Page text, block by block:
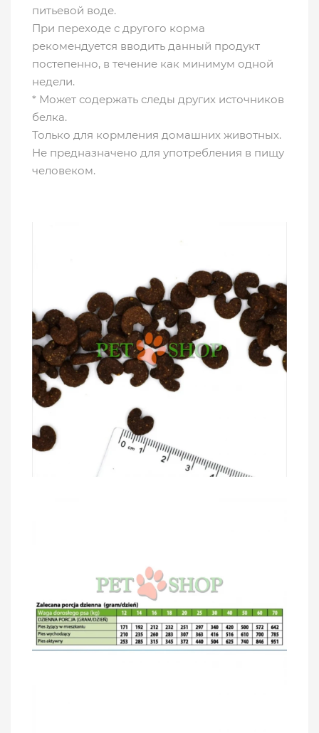
питьевой воде.
При переходе с другого корма
рекомендуется вводить данный продукт
постепенно, в течение как минимум одной
недели.
* Может содержать следы других источников
белка.
Только для кормления домашних животных.
Не предназначено для употребления в пищу
человеком.